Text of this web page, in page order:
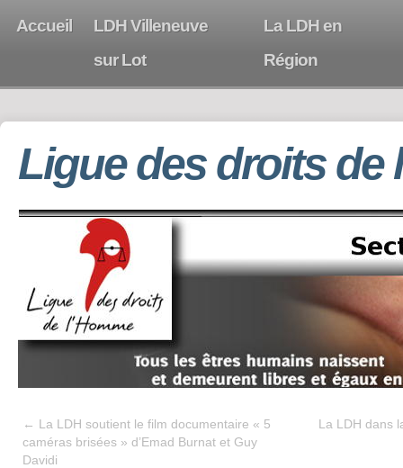
Accueil
LDH Villeneuve
sur Lot
La LDH en
Région
Ligue des droits de
← La LDH soutient le film documentaire « 5
caméras brisées » d’Emad Burnat et Guy
Davidi
La LDH dans